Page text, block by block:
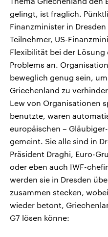
gelingt, ist fraglich.
Finanzminister in
Teilnehmer, US-
Flexibilität bei der Lösung
Problems an.
beweglich genug sein,
Griechenland zu
Lew von Organisationen
benutzte, waren
europäischen –
gemeint. Sie alle sind in
Präsident Draghi, Euro-
oder eben auch IWF-
werden sie in Dresden
zusammen stecken,
wieder betont,
G7 lösen könne: